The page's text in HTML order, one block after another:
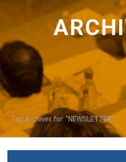
Tag Archives for: "NEWSLETTER"